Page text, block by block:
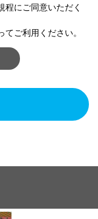
にご同意いただく
ご利用ください。